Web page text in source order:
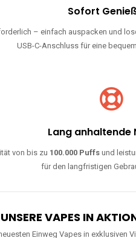
Sofort
– einfach auspacken und
USB-C-Anschluss für eine
Lang anhaltende
von bis zu 100.000 Puffs und
für den langfristigen
UNSERE VAPES IN
Einweg Vapes in exklusiven